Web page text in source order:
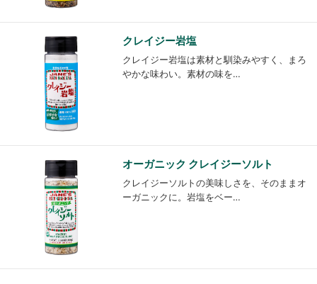
クレイジー岩塩
クレイジー岩塩は素材と馴染みやすく、まろ
やかな味わい。素材の味を…
オーガニック クレイジーソルト
クレイジーソルトの美味しさを、そのままオ
ーガニックに。岩塩をベー…